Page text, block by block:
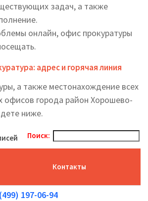
задач, а также
онлайн, офис прокуратуры
адрес и горячая линия
а также местонахождение всех
офисов города район Хорошево-
ниже.
Поиск:
Контакты
197-06-94